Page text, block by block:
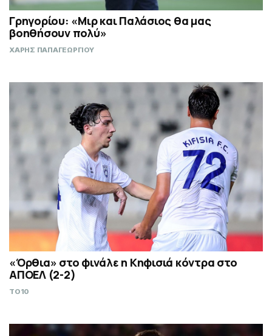
Γρηγορίου: «Μιρ και Παλάσιος θα μας
βοηθήσουν πολύ»
ΧΑΡΗΣ ΠΑΠΑΓΕΩΡΓΙΟΥ
«Όρθια» στο φινάλε η Κηφισιά κόντρα στο
ΑΠΟΕΛ (2-2)
TO10